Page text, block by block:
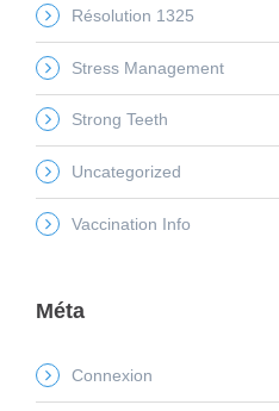
Résolution 1325
Stress Management
Strong Teeth
Uncategorized
Vaccination Info
Méta
Connexion